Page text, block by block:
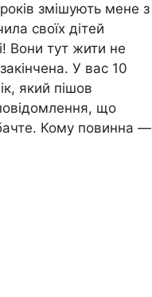
змішують мене з
своїх дітей
Вони тут жити не
У вас 10
який пішов
що
Кому повинна —